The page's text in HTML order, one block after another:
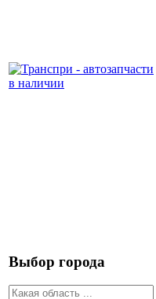
Выбор города